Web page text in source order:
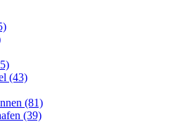
(43)
(81)
(39)